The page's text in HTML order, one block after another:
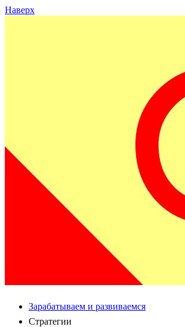
Наверх
Зарабатываем и развиваемся
Стратегии